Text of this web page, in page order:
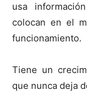
usa
colocan en el
funcionamiento.
Tiene un
que nunca deja